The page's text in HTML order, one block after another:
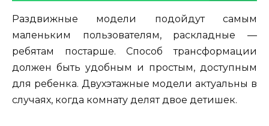
Раздвижные модели подойдут самым
маленьким пользователям, раскладные —
ребятам постарше. Способ трансформации
должен быть удобным и простым, доступным
для ребенка. Двухэтажные модели актуальны в
случаях, когда комнату делят двое детишек.